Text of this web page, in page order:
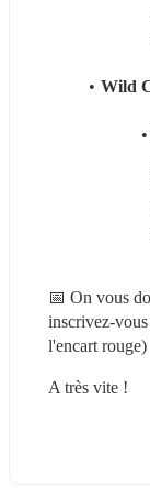
Wild
📅 On vous
inscrivez-
l'encart rouge)
A très vite !